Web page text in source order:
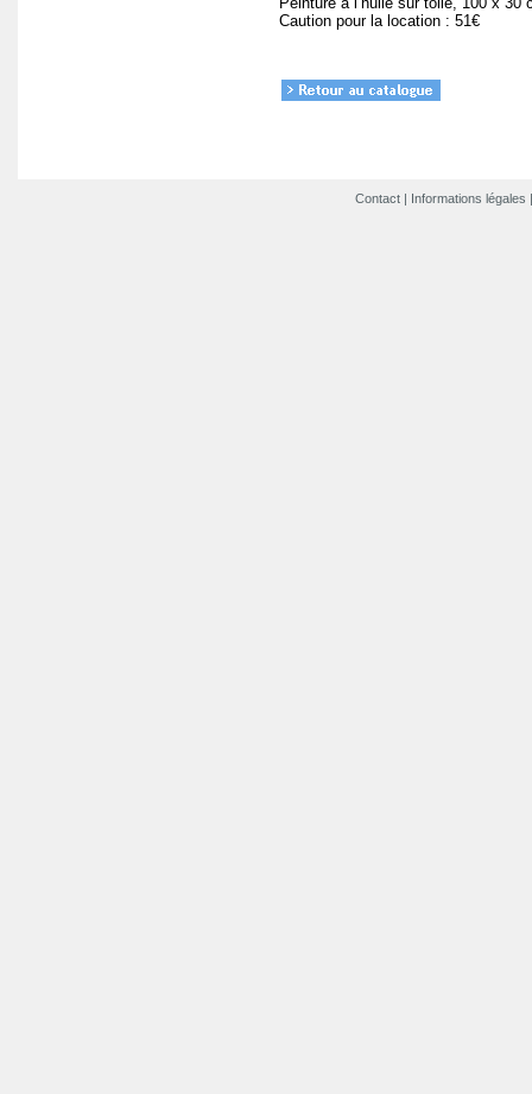
Caution pour la location : 51€
Contact| Informations légales